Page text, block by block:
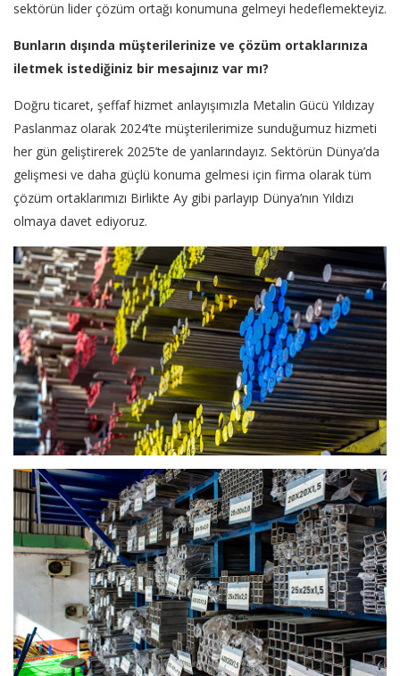
sektörün lider çözüm ortağı konumuna gelmeyi hedeflemekteyiz.
Bunların dışında müşterilerinize ve çözüm ortaklarınıza
iletmek istediğiniz bir mesajınız var mı?
Doğru ticaret, şeffaf hizmet anlayışımızla Metalin Gücü Yıldızay
Paslanmaz olarak 2024’te müşterilerimize sunduğumuz hizmeti
her gün geliştirerek 2025’te de yanlarındayız. Sektörün Dünya’da
gelişmesi ve daha güçlü konuma gelmesi için firma olarak tüm
çözüm ortaklarımızı Birlikte Ay gibi parlayıp Dünya’nın Yıldızı
olmaya davet ediyoruz.